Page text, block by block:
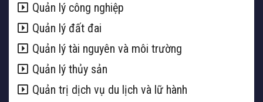
Quản lý công nghiệp
Quản lý đất đai
Quản lý tài nguyên và môi trường
Quản lý thủy sản
Quản trị dịch vụ du lịch và lữ hành